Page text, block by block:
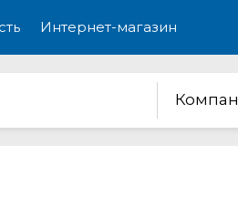
Интернет-магазин